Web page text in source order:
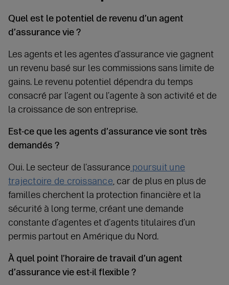
Quel est le potentiel de revenu d’un agent
d’assurance vie ?
Les agents et les agentes d’assurance vie gagnent
un revenu basé sur les commissions sans limite de
gains. Le revenu potentiel dépendra du temps
consacré par l’agent ou l’agente à son activité et de
la croissance de son entreprise.
Est-ce que les agents d’assurance vie sont très
demandés ?
Oui. Le secteur de l’assurance poursuit une
trajectoire de croissance, car de plus en plus de
familles cherchent la protection financière et la
sécurité à long terme, créant une demande
constante d’agentes et d’agents titulaires d’un
permis partout en Amérique du Nord.
À quel point l’horaire de travail d’un agent
d’assurance vie est-il flexible ?